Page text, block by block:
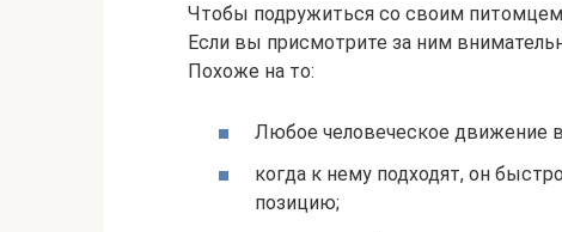
Чтобы подружиться со своим
Если вы присмотрите за ним
Похоже на то:
Любое человеческое движение
когда к нему подходят, он
позицию;